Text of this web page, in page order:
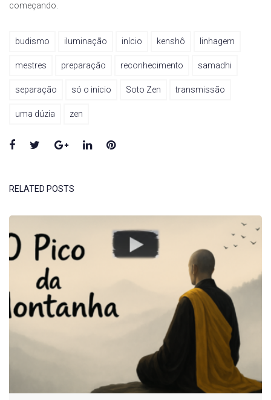
começando.
budismo iluminação início kenshô linhagem
mestres preparação reconhecimento samadhi
separação só o início Soto Zen transmissão
uma dúzia zen
Facebook
TwitterGoogle+LinkedInPinterest
RELATED POSTS